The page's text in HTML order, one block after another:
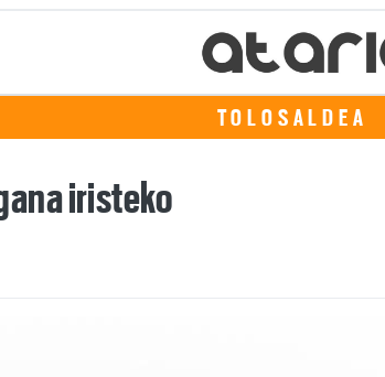
TOLOSALDEA
iristeko